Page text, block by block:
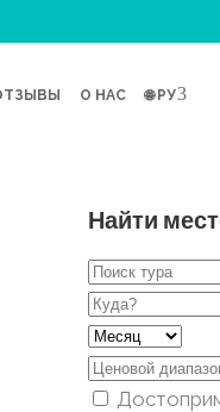
О НАС 🌐 РУ
Найти